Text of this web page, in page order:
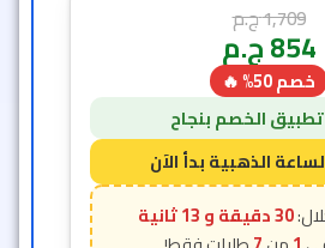
1,709ج.م
854ج.م
خصم 50% 🔥
30 دقيقة و 11 ثانية